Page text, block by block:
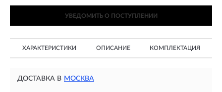
УВЕДОМИТЬ О ПОСТУПЛЕНИИ
ХАРАКТЕРИСТИКИ ОПИСАНИЕ КОМПЛЕКТАЦИЯ
ДОСТАВКА В МОСКВА